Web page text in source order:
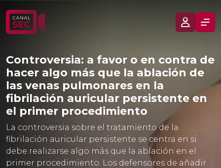
Controversia: a favor o en contra de
hacer algo más que la ablación de
las venas pulmonares en la
fibrilación auricular persistente en
el primer procedimiento
La controversia sobre el tratamiento de la
fibrilación auricular persistente se centra en si
debe realizarse algo más que la ablación en el
primer procedimiento. Los defensores de añadir